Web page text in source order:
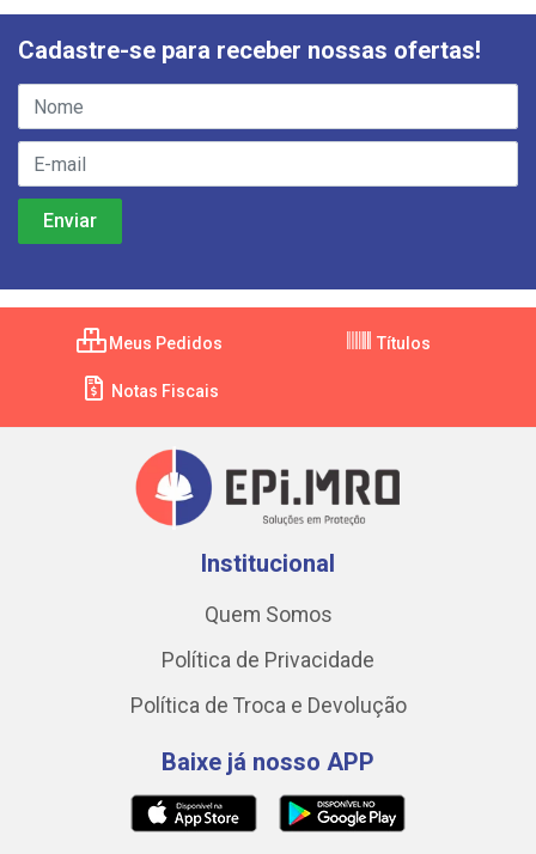
Cadastre-se para receber nossas ofertas!
Meus Pedidos Títulos
Notas Fiscais
Institucional
Quem Somos
Política de Privacidade
Política de Troca e Devolução
Baixe já nosso APP